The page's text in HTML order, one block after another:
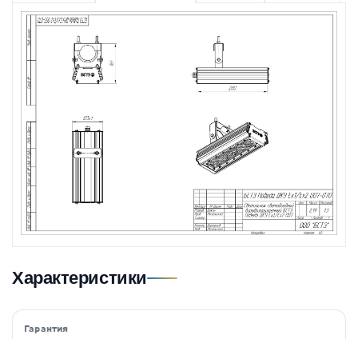
Характеристики
Гарантия